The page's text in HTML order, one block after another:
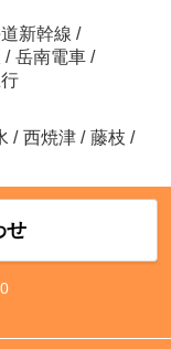
新幹線 /
/ 岳南電車 /
/ 西焼津 / 藤枝 /
せ